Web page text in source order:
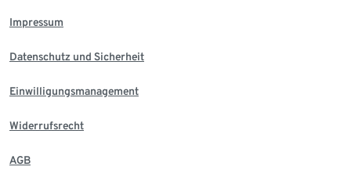
Impressum
Datenschutz und Sicherheit
Einwilligungsmanagement
Widerrufsrecht
AGB